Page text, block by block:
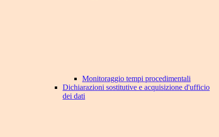
Monitoraggio tempi procedimentali
Dichiarazioni sostitutive e acquisizione d'ufficio
dei dati